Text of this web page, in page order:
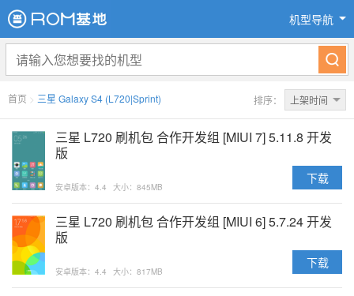
机型导航
首页 > 三星 Galaxy S4 (L720|Sprint) 排序： 上架时间
三星 L720 刷机包 合作开发组 [MIUI 7] 5.11.8 开发
版
安卓版本：4.4 大小：845MB
下载
三星 L720 刷机包 合作开发组 [MIUI 6] 5.7.24 开发
版
安卓版本：4.4 大小：817MB
下载